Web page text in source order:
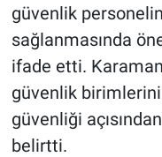
güvenlik
sağlanmasında
ifade etti.
güvenlik
güvenliği
belirtti.
Haberde İnsan